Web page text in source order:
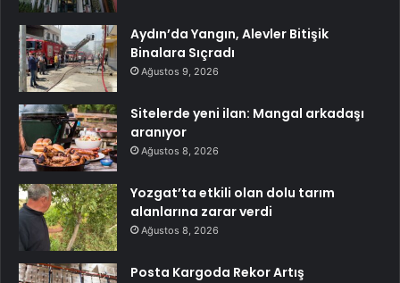
Aydın’da Yangın, Alevler Bitişik
Binalara Sıçradı
Ağustos 9, 2026
Sitelerde yeni ilan: Mangal arkadaşı
aranıyor
Ağustos 8, 2026
Yozgat’ta etkili olan dolu tarım
alanlarına zarar verdi
Ağustos 8, 2026
Posta Kargoda Rekor Artış